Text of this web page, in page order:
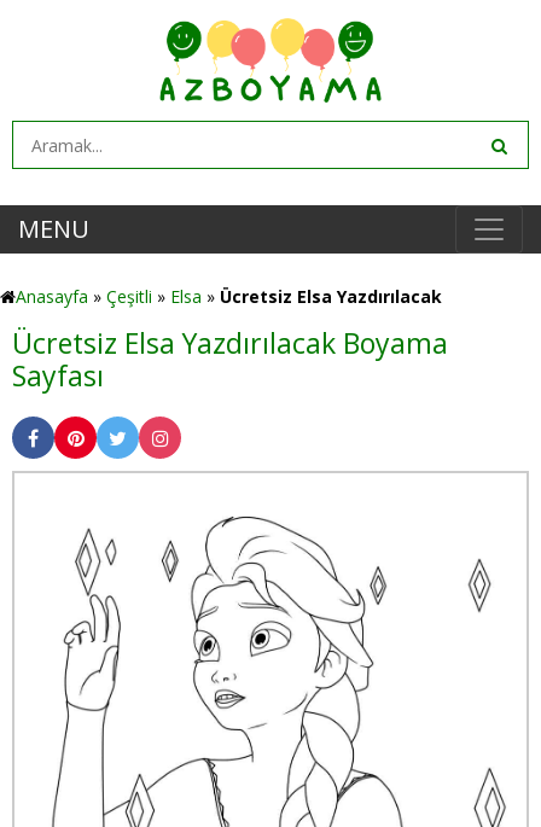
MENU
Anasayfa » Çeşitli » Elsa » Ücretsiz Elsa Yazdırılacak
Ücretsiz Elsa Yazdırılacak Boyama
Sayfası